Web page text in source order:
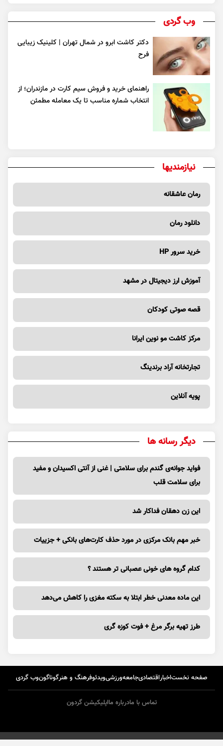
وب گردی
دکتر کاشت ابرو در شمال تهران | کلینیک زیبایی
فرح
راهنمای خرید و فروش سیم کارت در مازندران؛ از
انتخاب شماره مناسب تا یک معامله مطمئن
نیازمندیها
رمان عاشقانه
دانلود رمان
خرید سرور HP
آموزش ارز دیجیتال در مشهد
قصه صوتی کودکان
مرکز کاشت مو نوین ایرانا
تجارتخانه آراد برندینگ
پویه آنلاین
دیگر رسانه ها
فواید جوانه‌ی گندم برای سلامتی | غنی از آنتی اکسیدان و مفید
برای سلامت قلب
این زن دهقان فداکار شد
خبر مهم بانک مرکزی در مورد حذف کارت‌های بانکی + جزییات
کدام گروه های خونی عصبانی تر هستند ؟
این ماده معدنی خطر ابتلا به سکته مغزی را کاهش می‌دهد
طرز تهیه برگر مرغ + فوت کوزه گری
صفحه نخستاخباراقتصادیجامعهورزشیویدئوفرهنگ و هنرگوناگونوب گردی
تماس با مادرباره مااپلیکیشن گردون